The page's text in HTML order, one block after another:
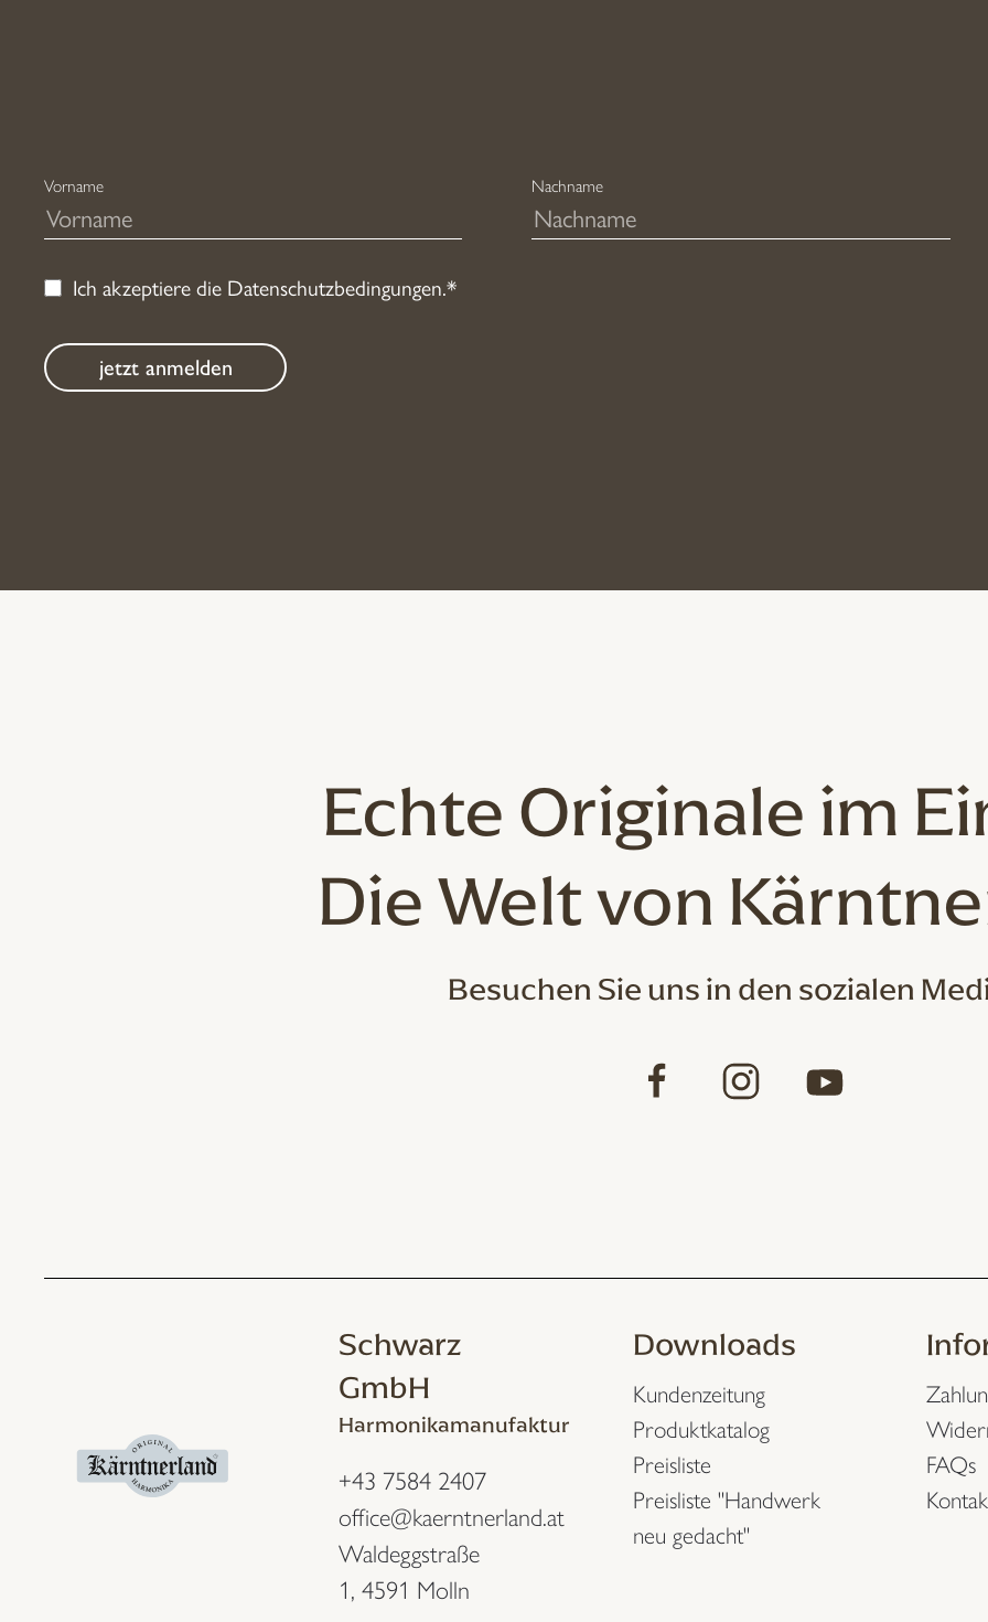
Vorname Nachname
Ich akzeptiere die Datenschutzbedingungen.*
Echte Originale im
Die Welt von
Besuchen Sie uns in den sozialen
Schwarz
GmbH
Harmonikamanufaktur
+43 7584 2407
office@kaerntnerland.at
Waldeggstraße
1, 4591 Molln
Downloads
Kundenzeitung
Produktkatalog
Preisliste
Preisliste "Handwerk
neu gedacht"
FAQs